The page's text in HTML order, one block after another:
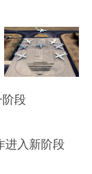
段
进入新阶段